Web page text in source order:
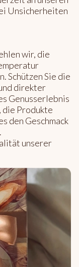
Unsicherheiten
wir, die
Schützen Sie die
direkter
Genusserlebnis
die Produkte
den Geschmack
unserer